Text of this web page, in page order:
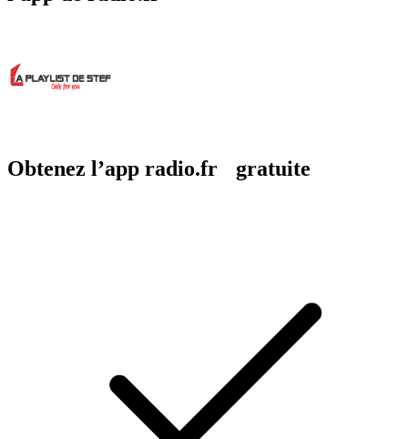
Obtenez l’app radio.fr gratuite